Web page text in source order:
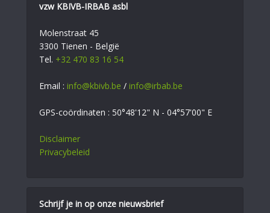
vzw KBIVB-IRBAB asbl
Molenstraat 45
3300 Tienen - België
Tel. +32 470 83 16 54
Email : info@kbivb.be / info@irbab.be
GPS-coördinaten : 50°48'12" N - 04°57'00" E
Disclaimer
Privacybeleid
Schrijf je in op onze nieuwsbrief